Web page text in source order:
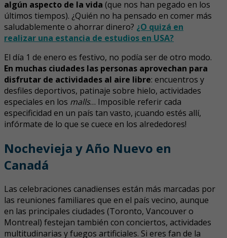
algún aspecto de la vida (que nos han pegado en los
últimos tiempos). ¿Quién no ha pensado en comer más
saludablemente o ahorrar dinero? ¿O quizá en
realizar una estancia de estudios en USA?
El día 1 de enero es festivo, no podía ser de otro modo.
En muchas ciudades las personas aprovechan para
disfrutar de actividades al aire libre: encuentros y
desfiles deportivos, patinaje sobre hielo, actividades
especiales en los malls… Imposible referir cada
especificidad en un país tan vasto, ¡cuando estés allí,
infórmate de lo que se cuece en los alrededores!
Nochevieja y Año Nuevo en
Canadá
Las celebraciones canadienses están más marcadas por
las reuniones familiares que en el país vecino, aunque
en las principales ciudades (Toronto, Vancouver o
Montreal) festejan también con conciertos, actividades
multitudinarias y fuegos artificiales. Si eres fan de la